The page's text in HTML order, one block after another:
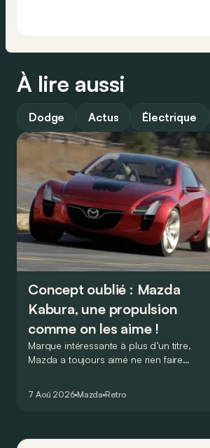
À lire aussi
Dodge Actus Électrique
Concept oublié : Mazda
Kabura, une propulsion
comme on les aime !
Marque intéressante à plus d’un titre,
Mazda a toujours aimé ne rien faire
de la plus belle des manières…
7 Aoû 2026 Mazda Retro